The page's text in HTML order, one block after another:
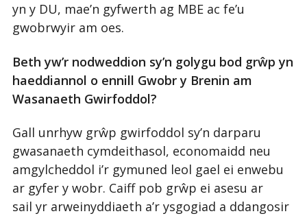
yn y DU, mae’n gyfwerth ag MBE ac fe’u
gwobrwyir am oes.
Beth yw’r nodweddion sy’n golygu bod grŵp yn
haeddiannol o ennill Gwobr y Brenin am
Wasanaeth Gwirfoddol?
Gall unrhyw grŵp gwirfoddol sy’n darparu
gwasanaeth cymdeithasol, economaidd neu
amgylcheddol i’r gymuned leol gael ei enwebu
ar gyfer y wobr. Caiff pob grŵp ei asesu ar
sail yr arweinyddiaeth a’r ysgogiad a ddangosir